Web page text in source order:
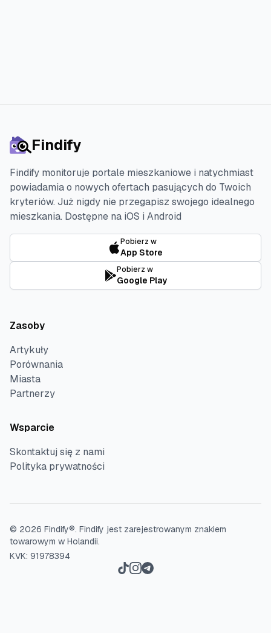
Findify
Findify monitoruje portale mieszkaniowe i natychmiast
powiadamia o nowych ofertach pasujących do Twoich
kryteriów. Już nigdy nie przegapisz swojego idealnego
mieszkania. Dostępne na iOS i Android
Pobierz w
App Store
Pobierz w
Google Play
Zasoby
Artykuły
Porównania
Miasta
Partnerzy
Wsparcie
Skontaktuj się z nami
Polityka prywatności
© 2026 Findify®. Findify jest zarejestrowanym znakiem
towarowym w Holandii.
KVK: 91978394